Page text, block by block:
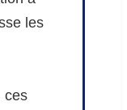
les
ces